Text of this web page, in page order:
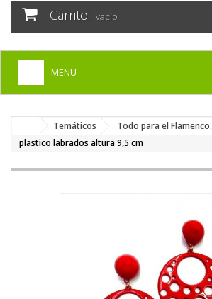
Carrito: vacío
MENU
Temáticos Todo para el Flamenco.
plastico labrados altura 9,5 cm